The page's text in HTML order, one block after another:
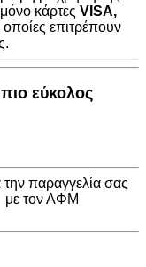
μόνο κάρτες VISA,
οποίες επιτρέπουν
εύκολος
παραγγελία σας
με τον ΑΦΜ